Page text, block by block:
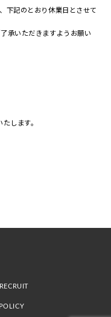
下記のとおり休業日とさせて
承いただきますようお願い
します。
RECRUIT